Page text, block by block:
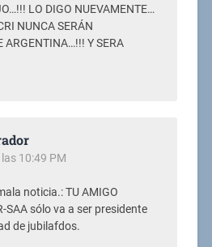
LO DIGO NUEVAMENTE…
NUNCA SERÁN
ARGENTINA…!!! Y SERA
10:49 PM
noticia.: TU AMIGO
SAA sólo va a ser presidente
de jubilafdos.